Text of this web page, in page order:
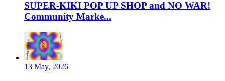
SUPER-KIKI POP UP SHOP and NO WAR!
Community Marke...
13 May, 2026